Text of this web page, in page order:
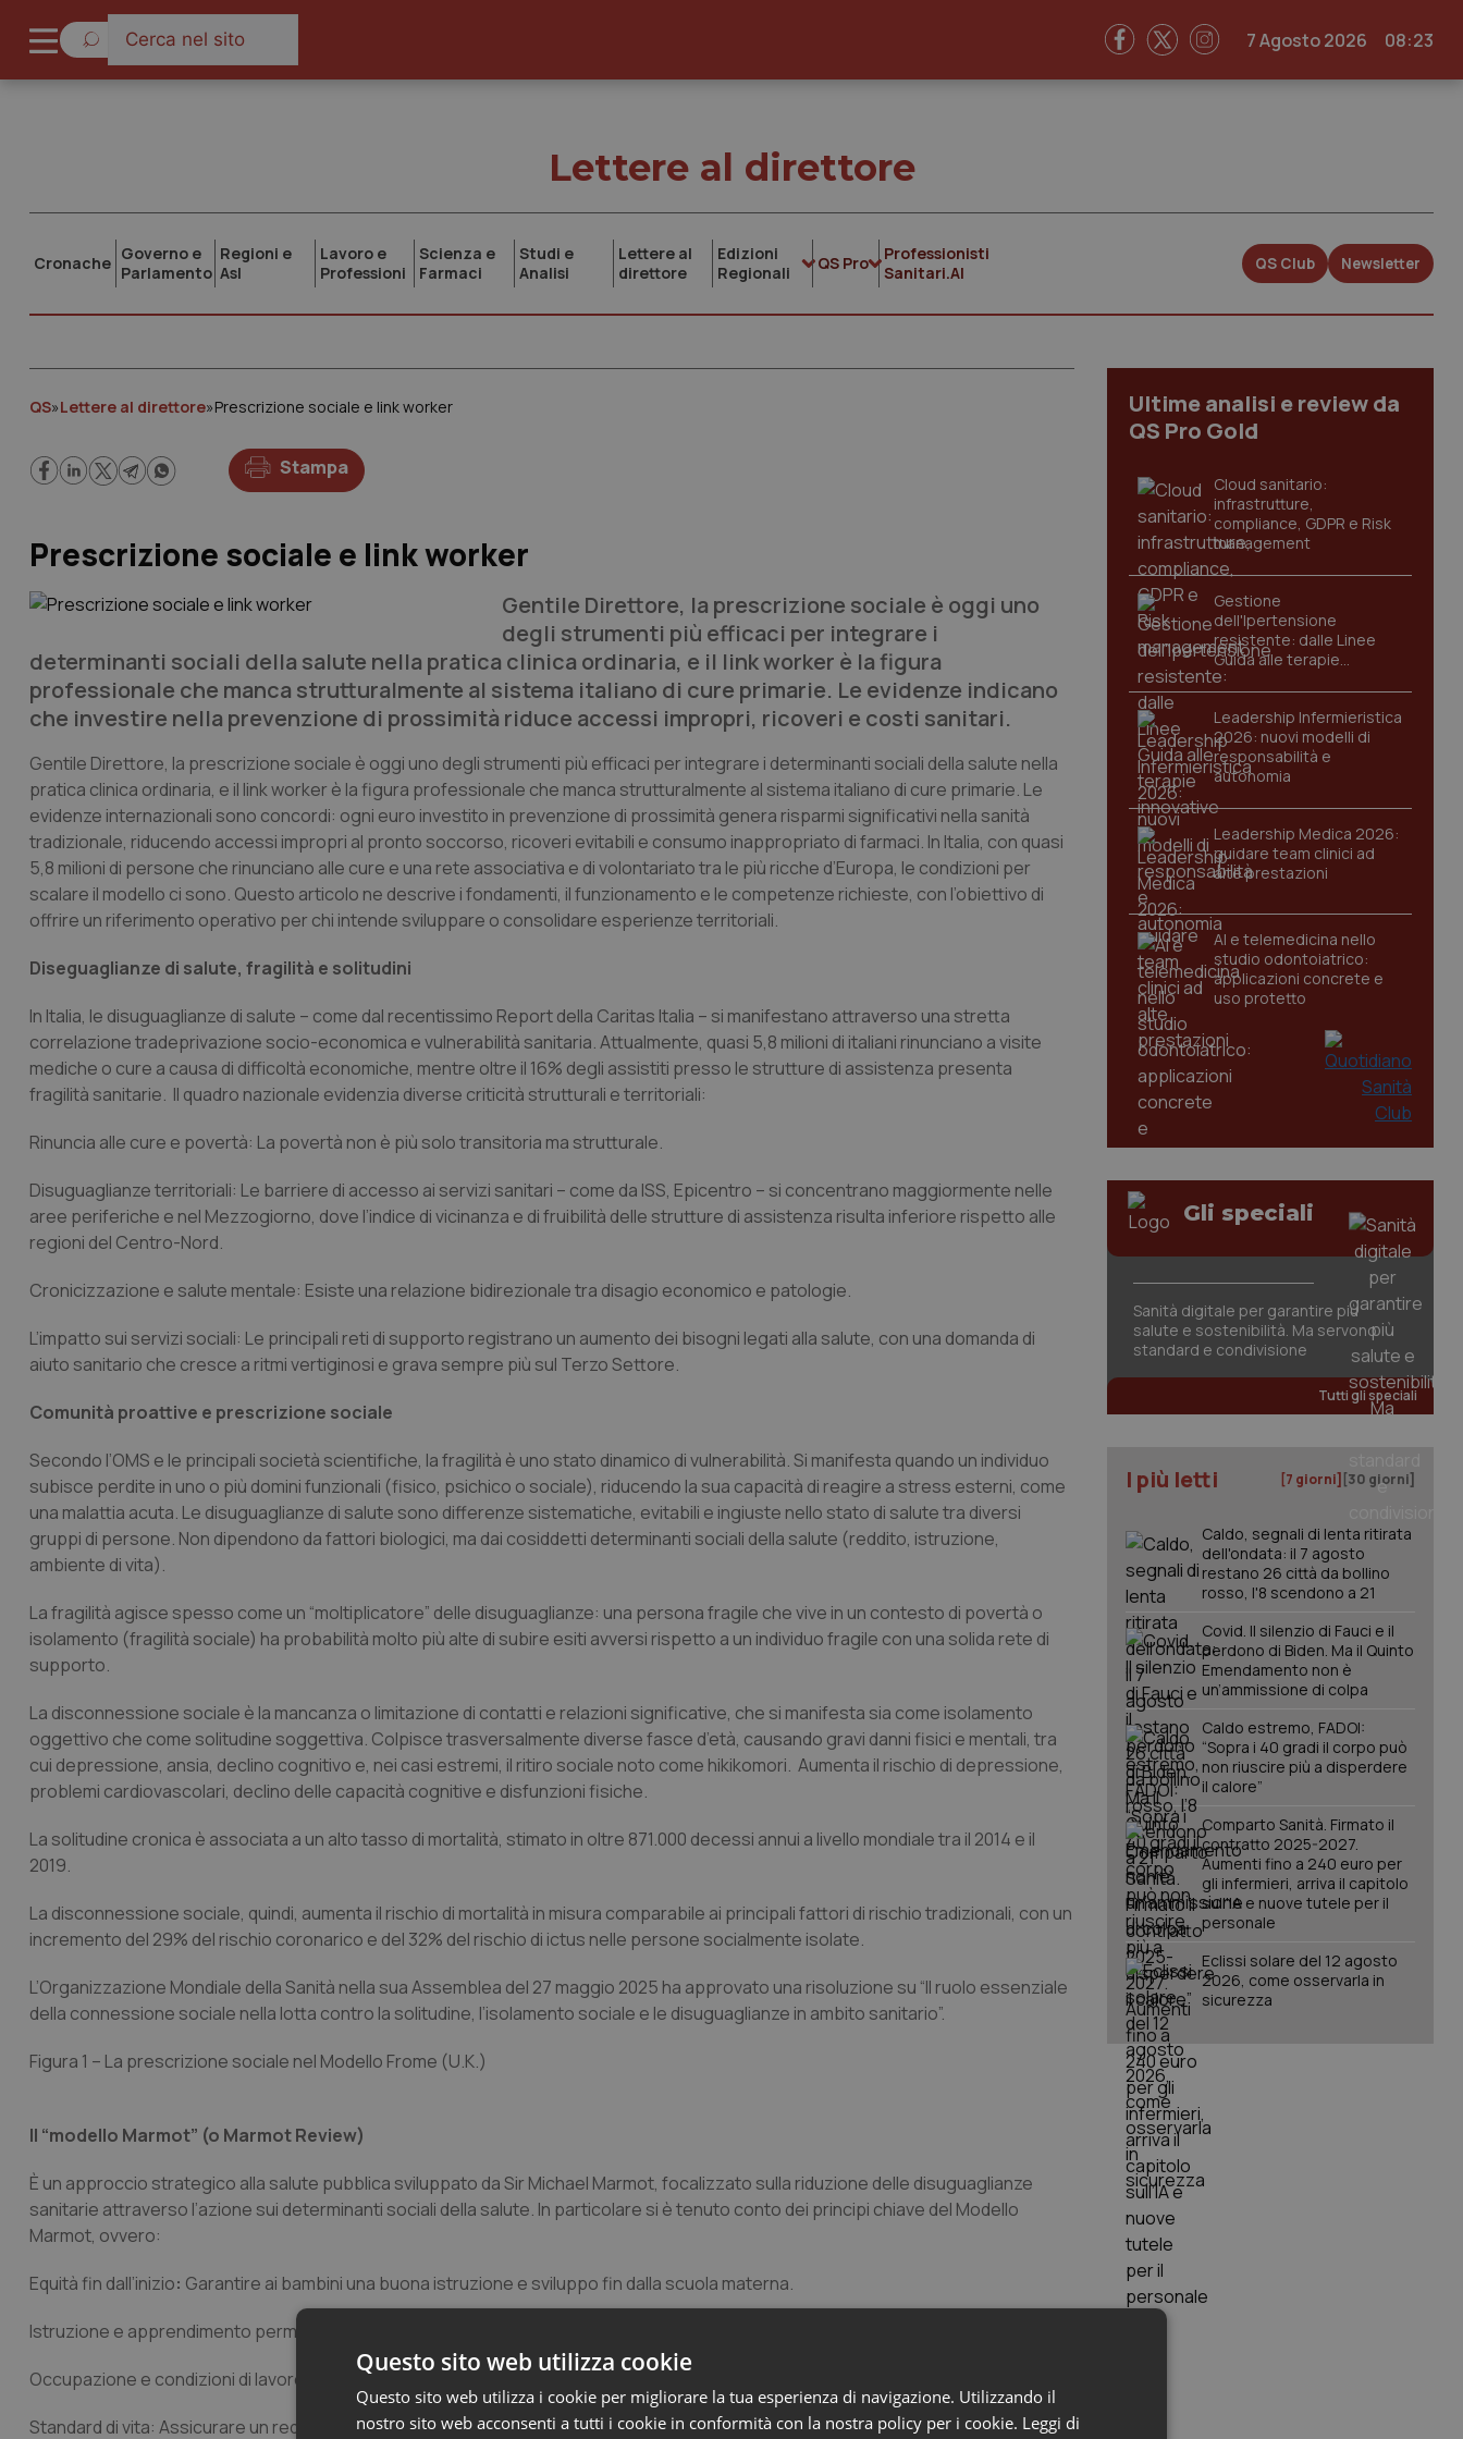
7 Agosto 2026 08:23
Lettere al direttore
Cronache Governo e
Parlamento
Regioni e
Asl
Lavoro e
Professioni
Scienza e
Farmaci
Studi e
Analisi
Lettere al
direttore
Edizioni
Regionali
QS Pro
Professionisti
Sanitari.AI
QS Club Newsletter
QS»Lettere al direttore»Prescrizione sociale e link worker
Stampa
Prescrizione sociale e link worker
Gentile Direttore, la prescrizione sociale è oggi uno
degli strumenti più efficaci per integrare i
determinanti sociali della salute nella pratica clinica ordinaria, e il link worker è la figura
professionale che manca strutturalmente al sistema italiano di cure primarie. Le evidenze indicano
che investire nella prevenzione di prossimità riduce accessi impropri, ricoveri e costi sanitari.
Gentile Direttore, la prescrizione sociale è oggi uno degli strumenti più efficaci per integrare i determinanti sociali della salute nella
pratica clinica ordinaria, e il link worker è la figura professionale che manca strutturalmente al sistema italiano di cure primarie. Le
evidenze internazionali sono concordi: ogni euro investito in prevenzione di prossimità genera risparmi significativi nella sanità
tradizionale, riducendo accessi impropri al pronto soccorso, ricoveri evitabili e consumo inappropriato di farmaci. In Italia, con quasi
5,8 milioni di persone che rinunciano alle cure e una rete associativa e di volontariato tra le più ricche d’Europa, le condizioni per
scalare il modello ci sono. Questo articolo ne descrive i fondamenti, il funzionamento e le competenze richieste, con l’obiettivo di
offrire un riferimento operativo per chi intende sviluppare o consolidare esperienze territoriali.
Diseguaglianze di salute, fragilità e solitudini
In Italia, le disuguaglianze di salute – come dal recentissimo Report della Caritas Italia – si manifestano attraverso una stretta
correlazione tradeprivazione socio-economica e vulnerabilità sanitaria. Attualmente, quasi 5,8 milioni di italiani rinunciano a visite
mediche o cure a causa di difficoltà economiche, mentre oltre il 16% degli assistiti presso le strutture di assistenza presenta
fragilità sanitarie. Il quadro nazionale evidenzia diverse criticità strutturali e territoriali:
Rinuncia alle cure e povertà: La povertà non è più solo transitoria ma strutturale.
Disuguaglianze territoriali: Le barriere di accesso ai servizi sanitari – come da ISS, Epicentro – si concentrano maggiormente nelle
aree periferiche e nel Mezzogiorno, dove l’indice di vicinanza e di fruibilità delle strutture di assistenza risulta inferiore rispetto alle
regioni del Centro-Nord.
Cronicizzazione e salute mentale: Esiste una relazione bidirezionale tra disagio economico e patologie.
L’impatto sui servizi sociali: Le principali reti di supporto registrano un aumento dei bisogni legati alla salute, con una domanda di
aiuto sanitario che cresce a ritmi vertiginosi e grava sempre più sul Terzo Settore.
Comunità proattive e prescrizione sociale
Secondo l’OMS e le principali società scientifiche, lafragilità è uno stato dinamico di vulnerabilità. Si manifesta quando un individuo
subisce perdite in uno o più domini funzionali (fisico, psichico o sociale), riducendo la sua capacità di reagire a stress esterni, come
una malattia acuta. Le disuguaglianze di salute sono differenze sistematiche, evitabili e ingiuste nello stato di salute tra diversi
gruppi di persone. Non dipendono da fattori biologici, ma dai cosiddetti determinanti sociali della salute (reddito, istruzione,
ambiente di vita).
Lafragilità agisce spesso come un “moltiplicatore” delle disuguaglianze: una persona fragile che vive in un contesto di povertà o
isolamento (fragilità sociale) ha probabilità molto più alte di subire esiti avversi rispetto a un individuo fragile con una solida rete di
supporto.
La disconnessione sociale è la mancanza o limitazione di contatti e relazioni significative, che si manifesta sia come isolamento
oggettivo che come solitudine soggettiva. Colpisce trasversalmente diverse fasce d’età, causando gravi danni fisici e mentali, tra
cui depressione, ansia, declino cognitivo e, nei casi estremi, il ritiro sociale noto come hikikomori. Aumenta il rischio di depressione,
problemi cardiovascolari, declino delle capacità cognitive e disfunzioni fisiche.
La solitudine cronica è associata a un alto tasso di mortalità, stimato in oltre 871.000 decessi annui a livello mondiale tra il 2014 e il
2019.
La disconnessione sociale, quindi, aumenta il rischio di mortalità in misura comparabile ai principali fattori di rischio tradizionali, con un
incremento del 29% del rischio coronarico e del 32% del rischio di ictus nelle persone socialmente isolate.
L’Organizzazione Mondiale della Sanità nella sua Assemblea del 27 maggio 2025 ha approvato una risoluzione su “Il ruolo essenziale
della connessione sociale nella lotta contro la solitudine, l’isolamento sociale e le disuguaglianze in ambito sanitario”.
Figura 1 – La prescrizione sociale nel Modello Frome (U.K.)
Il “modello Marmot” (o Marmot Review)
È un approccio strategico alla salute pubblica sviluppato da Sir Michael Marmot, focalizzato sulla riduzione delle disuguaglianze
sanitarie attraverso l’azione sui determinanti sociali della salute. In particolare si è tenuto conto dei principi chiave del Modello
Marmot, ovvero:
Equità fin dall’inizio: Garantire ai bambini una buona istruzione e sviluppo fin dalla scuola materna.
Istruzione e apprendimento permanente
Occupazione e condizioni di lavoro
Promuovere un lavoro dignitoso e condizioni lavorative sane.
Standard di vita: Assicurare un reddito minimo sufficiente per una vita sana.
Ultime analisi e review da
QS Pro Gold
Cloud sanitario:
infrastrutture,
compliance, GDPR e Risk
management
Gestione
dell'Ipertensione
resistente: dalle Linee
Guida alle terapie
innovative
Leadership Infermieristica
2026: nuovi modelli di
responsabilità e
autonomia
Leadership Medica 2026:
guidare team clinici ad
alte prestazioni
AI e telemedicina nello
studio odontoiatrico:
applicazioni concrete e
uso protetto
Gli speciali
Sanità digitale per garantire più
salute e sostenibilità. Ma servono
standard e condivisione
Tutti gli speciali
I più letti [7 giorni] [30 giorni]
Caldo, segnali di lenta ritirata
dell'ondata: il 7 agosto
restano 26 città da bollino
rosso, l'8 scendono a 21
Covid. Il silenzio di Fauci e il
perdono di Biden. Ma il Quinto
Emendamento non è
un’ammissione di colpa
Caldo estremo, FADOI:
“Sopra i 40 gradi il corpo può
non riuscire più a disperdere
il calore”
Comparto Sanità. Firmato il
contratto 2025-2027.
Aumenti fino a 240 euro per
gli infermieri, arriva il capitolo
sull'IA e nuove tutele per il
personale
Eclissi solare del 12 agosto
2026, come osservarla in
sicurezza
Questo sito web utilizza cookie
Questo sito web utilizza i cookie per migliorare la tua esperienza di navigazione. Utilizzando il
nostro sito web acconsenti a tutti i cookie in conformità con la nostra policy per i cookie. Leggi di